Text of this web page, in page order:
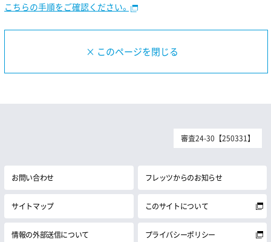
こちらの手順をご確認ください。
× このページを閉じる
審査24-30【250331】
お問い合わせ フレッツからのお知らせ
サイトマップ このサイトについて
情報の外部送信について プライバシーポリシー